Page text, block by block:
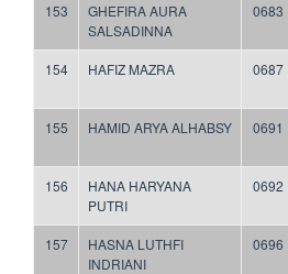
153
GHEFIRA AURA
SALSADINNA
0683
154 HAFIZ MAZRA 0687
155 HAMID ARYA ALHABSY 0691
156
HANA HARYANA
PUTRI
0692
157
HASNA LUTHFI
INDRIANI
0696